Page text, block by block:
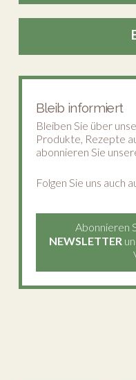
Bleib informiert
Bleiben Sie über
Produkte, Rezepte
abonnieren Sie
Folgen Sie uns auch
Abonnieren
NEWSLETTER